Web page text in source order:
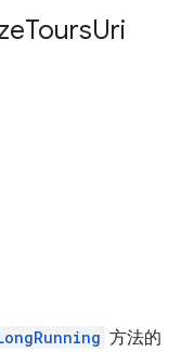
ToursUri
方法的